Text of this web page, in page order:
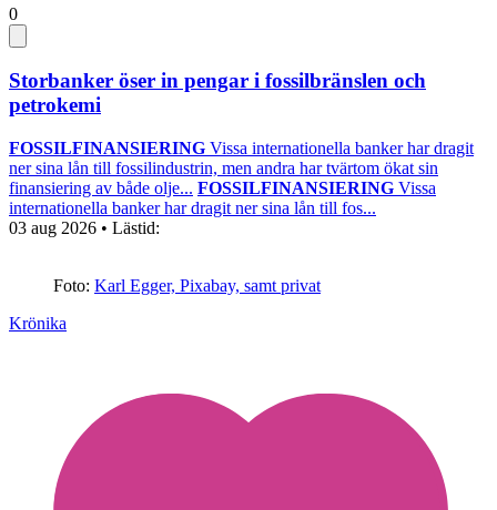
0
Storbanker öser in pengar i fossilbränslen och
petrokemi
FOSSILFINANSIERING Vissa internationella banker har dragit
ner sina lån till fossilindustrin, men andra har tvärtom ökat sin
finansiering av både olje... FOSSILFINANSIERING Vissa
internationella banker har dragit ner sina lån till fos...
03 aug 2026 • Lästid:
Foto: Karl Egger, Pixabay, samt privat
Krönika